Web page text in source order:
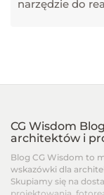
narzędzie do
CG Wisdom
architektów i
Blog CG Wisdom to
wskazówki dla
Skupiamy się na